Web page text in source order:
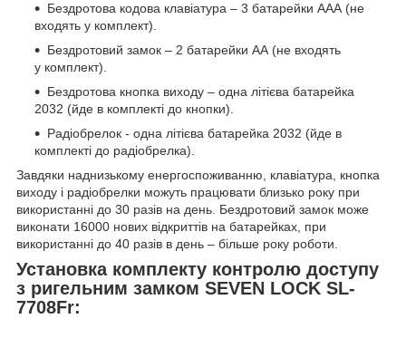
Бездротова кодова клавіатура – 3 батарейки ААА (не
входять у комплект).
Бездротовий замок – 2 батарейки АА (не входять
у комплект).
Бездротова кнопка виходу – одна літієва батарейка
2032 (йде в комплекті до кнопки).
Радіобрелок - одна літієва батарейка 2032 (йде в
комплекті до радіобрелка).
Завдяки наднизькому енергоспоживанню, клавіатура, кнопка
виходу і радіобрелки можуть працювати близько року при
використанні до 30 разів на день. Бездротовий замок може
виконати 16000 нових відкриттів на батарейках, при
використанні до 40 разів в день – більше року роботи.
Установка комплекту контролю доступу
з ригельним замком SEVEN LOCK SL-
7708Fr: